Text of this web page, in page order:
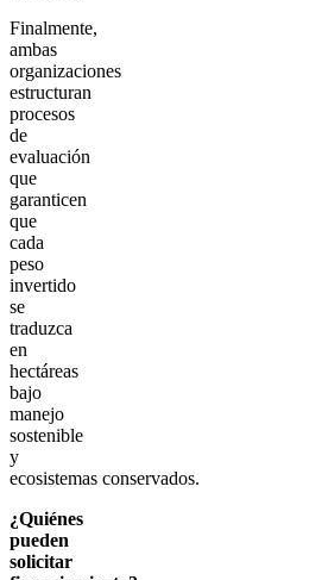
Finalmente,
ambas
organizaciones
estructuran
procesos
de
evaluación
que
garanticen
que
cada
peso
invertido
se
traduzca
en
hectáreas
bajo
manejo
sostenible
y
ecosistemas conservados.
¿Quiénes
pueden
solicitar